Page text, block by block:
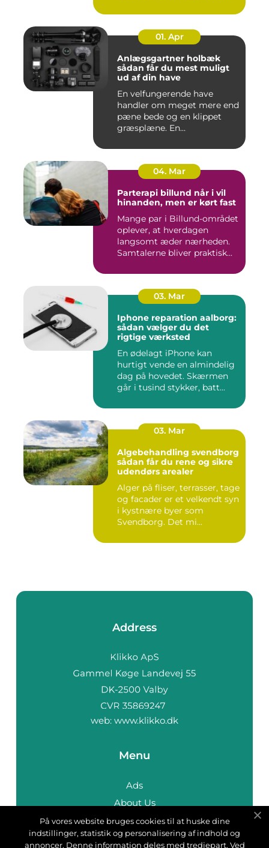
01. Apr
Anlægsgartner holbæk
sådan får du mest muligt
ud af din have
En velfungerende have
handler om meget mere end
pæne bede og en klippet
græsplæne. En
04. Mar
Parterapi billund når i vil
hinanden, men er kørt fast
Mange par i Billund-området
oplever, at hverdagen
langsomt æder nærheden.
Samtalerne bliver praktisk...
03. Mar
Iphone reparation aalborg:
sådan vælger du det
rigtige værksted
En ødelagt iPhone kan
hurtigt vende en almindelig
dag på hovedet. Skærmen
går i tusind stykker, batt...
03. Mar
Algebehandling svendborg
sådan får du rene og sikre
udendørs arealer
Alger på fliser, terrasser, tage
og facader er et velkendt syn
i kystnære byer som
Svendborg. Det mi...
Address
web: www.klikko.dk
Menu
Ads
About Us
Cookies
Contact
På vores website bruges cookies til at huske dine
indstillinger, statistik og personalisering af indhold og
annoncer. Denne information deles med tredjepart. Ved